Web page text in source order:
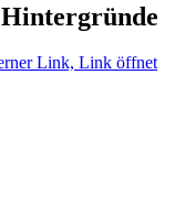
Link, Link öffnet